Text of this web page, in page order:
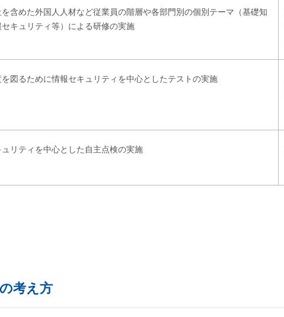
含めた外国人人材など従業員の階層や各部門別の個別テーマ（基礎知
キュリティ等）による研修の実施
図るために情報セキュリティを中心としたテストの実施
リティを中心とした自主点検の実施
考え方